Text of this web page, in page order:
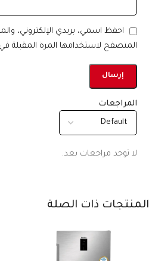
المراجعات
لا توجد مراجعات بعد.
احفظ اسمي، بريدي الإلكتروني،
المتصفح لاستخدامها المرة المقبلة
المنتجات ذات الصلة